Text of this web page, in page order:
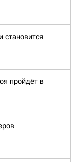
становится
пройдёт в